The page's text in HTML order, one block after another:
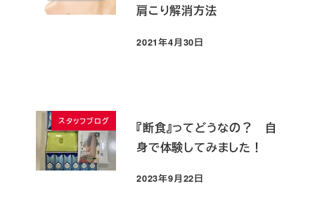
肩こり解消方法
投稿日
2021年4月30日
スタッフブログ
『断食』ってどうなの？ 自
身で体験してみました！
投稿日
2023年9月22日